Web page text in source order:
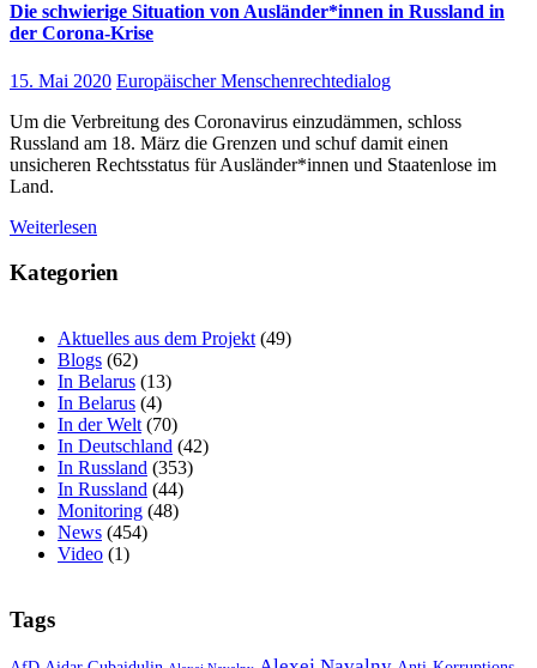
Die schwierige Situation von Ausländer*innen in Russland in
der Corona-Krise
15. Mai 2020 Europäischer Menschenrechtedialog
Um die Verbreitung des Coronavirus einzudämmen, schloss
Russland am 18. März die Grenzen und schuf damit einen
unsicheren Rechtsstatus für Ausländer*innen und Staatenlose im
Land.
Weiterlesen
Kategorien
Aktuelles aus dem Projekt (49)
Blogs (62)
In Belarus (13)
In Belarus (4)
In der Welt (70)
In Deutschland (42)
In Russland (353)
In Russland (44)
Monitoring (48)
News (454)
Video (1)
Tags